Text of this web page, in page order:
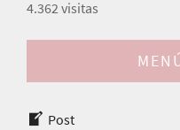
4.362 visitas
Post